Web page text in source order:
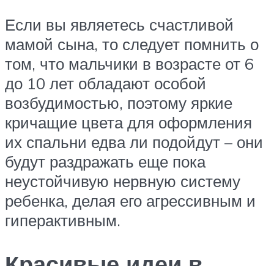
Если вы являетесь счастливой
мамой сына, то следует помнить о
том, что мальчики в возрасте от 6
до 10 лет обладают особой
возбудимостью, поэтому яркие
кричащие цвета для оформления
их спальни едва ли подойдут – они
будут раздражать еще пока
неустойчивую нервную систему
ребенка, делая его агрессивным и
гиперактивным.